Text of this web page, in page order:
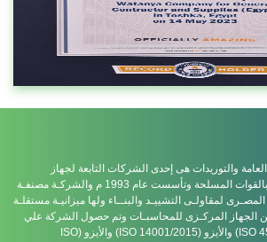
والتوريدات هى إحدى الشركات التابعة لجهاز
مشروعات الخدمة الوطنية بالقوات المسلحة وتأسست عام 1993 م والشركـة مصنفـة
لمقاولـى التشييـد والبنــاء ولها ميزانيـة مستقلـة
من الجهاز المركـزى للمحاسبـات وتم حصول الشركة علي
شهادات الأيزو (ISO 45001/2018) والأيزو (ISO 14001/2015) والأيزو (ISO